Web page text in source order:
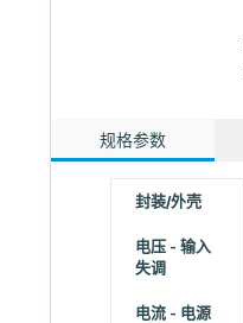
规格参数
封装/外壳
电压 - 输入
失调
电流 - 电源